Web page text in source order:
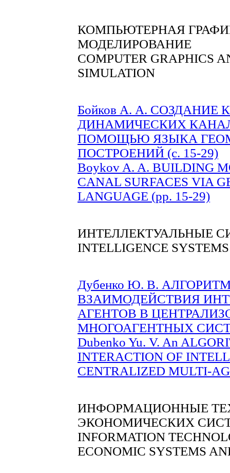
КОМПЬЮТЕРНАЯ
МОДЕЛИРОВАНИЕ
COMPUTER GRAPHICS
SIMULATION
Бойков А. А.
ДИНАМИЧЕСКИХ
ПОМОЩЬЮ ЯЗЫКА
ПОСТРОЕНИЙ (с. 15-29)
Boykov A. A. BUILDING
CANAL SURFACES VIA
LANGUAGE (pp. 15-29)
ИНТЕЛЛЕКТУАЛЬНЫЕ
INTELLIGENCE SYSTEMS
Дубенко Ю. В.
ВЗАИМОДЕЙСТВИЯ
АГЕНТОВ В
МНОГОАГЕНТНЫХ
Dubenko Yu. V. An
INTERACTION OF
CENTRALIZED MULTI-
ИНФОРМАЦИОННЫЕ
ЭКОНОМИЧЕСКИХ
INFORMATION
ECONOMIC SYSTEMS